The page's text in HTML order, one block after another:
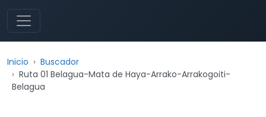
Inicio
Buscador
Ruta 01 Belagua-Mata de Haya-Arrako-Arrakogoiti-
Belagua